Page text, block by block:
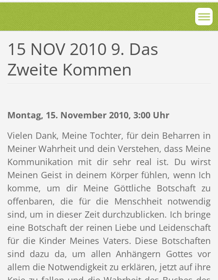
15 NOV 2010 9. Das
Zweite Kommen
Montag, 15. November 2010, 3:00 Uhr
Vielen Dank, Meine Tochter, für dein Beharren in
Meiner Wahrheit und dein Verstehen, dass Meine
Kommunikation mit dir sehr real ist. Du wirst
Meinen Geist in deinem Körper fühlen, wenn Ich
komme, um dir Meine Göttliche Botschaft zu
offenbaren, die für die Menschheit notwendig
sind, um in dieser Zeit durchzublicken. Ich bringe
eine Botschaft der reinen Liebe und Leidenschaft
für die Kinder Meines Vaters. Diese Botschaften
sind dazu da, um allen Anhängern Gottes vor
allem die Notwendigkeit zu erklären, jetzt auf ihre